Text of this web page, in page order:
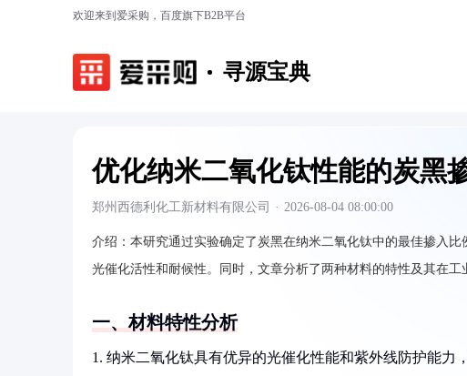
欢迎来到爱采购，百度旗下B2B平台
寻源宝典
优化纳米二氧化钛性能的炭黑
郑州西德利化工新材料有限公司 · 2026-08-04 08:00:00
介绍： 本研究通过实验确定了炭黑在纳米二氧化钛中的最佳掺入
光催化活性和耐候性。同时，文章分析了两种材料的特性及其在工
一、材料特性分析
1. 纳米二氧化钛具有优异的光催化性能和紫外线防护能力